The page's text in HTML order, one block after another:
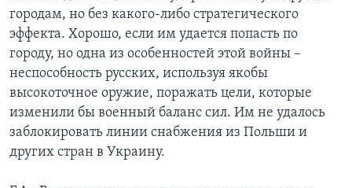
городам, но без какого-либо стратегического
эффекта. Хорошо, если им удается попасть по
городу, но одна из особенностей этой войны –
неспособность русских, используя якобы
высокоточное оружие, поражать цели, которые
изменили бы военный баланс сил. Им не удалось
заблокировать линии снабжения из Польши и
других стран в Украину.